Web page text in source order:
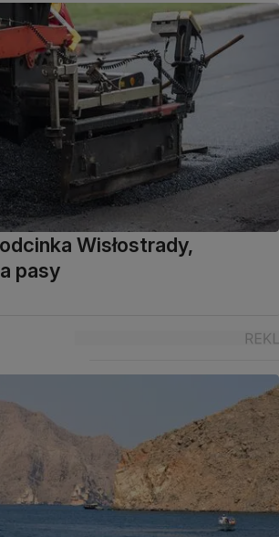
Wisłostrady,
pasy